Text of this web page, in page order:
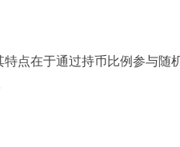
点在于通过持币比例参与随